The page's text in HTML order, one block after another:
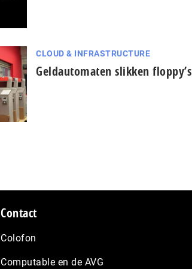
CLOUD & INFRASTRUCTURE
Geldautomaten slikken floppy’s
Contact
Colofon
Computable en de AVG